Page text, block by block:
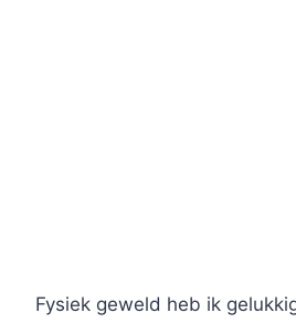
Fysiek geweld heb ik